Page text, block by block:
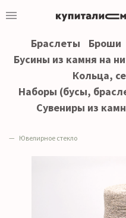
Браслеты Броши
Бусины из камня на
Кольца,
Наборы (бусы,
Сувениры из
Ювелирное стекло